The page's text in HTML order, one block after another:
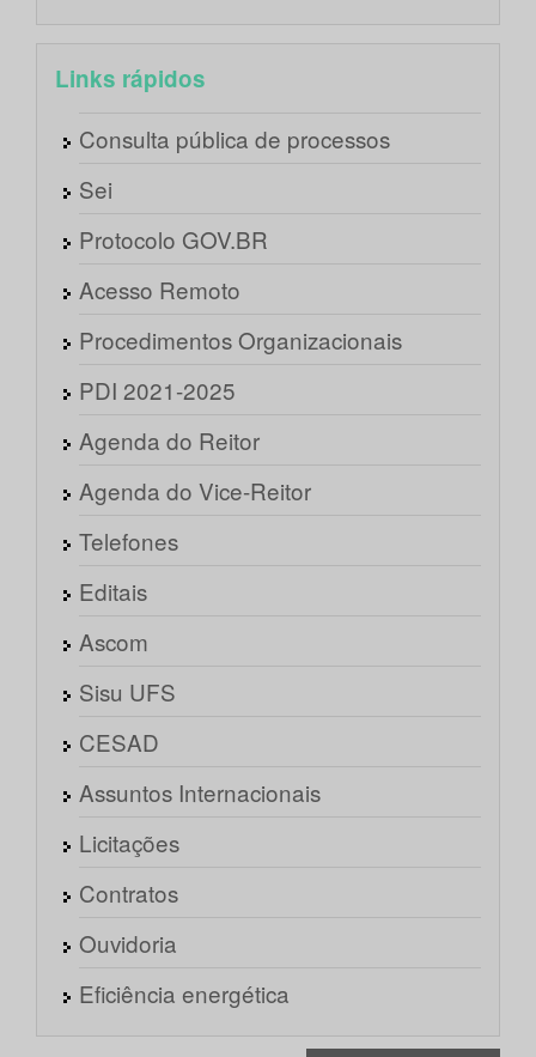
Links rápidos
Consulta pública de processos
Sei
Protocolo GOV.BR
Acesso Remoto
Procedimentos Organizacionais
PDI 2021-2025
Agenda do Reitor
Agenda do Vice-Reitor
Telefones
Editais
Ascom
Sisu UFS
CESAD
Assuntos Internacionais
Licitações
Contratos
Ouvidoria
Eficiência energética